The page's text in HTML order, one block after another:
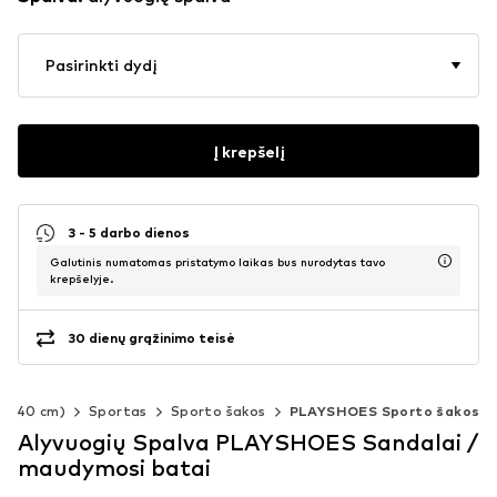
Pasirinkti dydį
Į krepšelį
3 - 5 darbo dienos
Galutinis numatomas pristatymo laikas bus nurodytas tavo
krepšelyje.
30 dienų grąžinimo teisė
140 cm) Sportas Sporto šakos PLAYSHOES Sporto šakos
Alyvuogių Spalva PLAYSHOES Sandalai /
maudymosi batai